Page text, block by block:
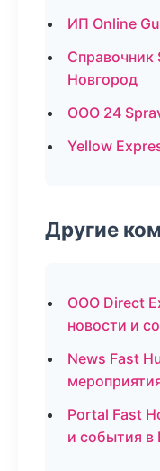
ИП Online
Новгород
ООО 24
Yellow
Другие
ООО Direct
новости и
News Fast
Portal Fast
и события в